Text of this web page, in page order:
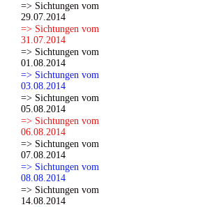
=> Sichtungen vom
29.07.2014
=> Sichtungen vom
31.07.2014
=> Sichtungen vom
01.08.2014
=> Sichtungen vom
03.08.2014
=> Sichtungen vom
05.08.2014
=> Sichtungen vom
06.08.2014
=> Sichtungen vom
07.08.2014
=> Sichtungen vom
08.08.2014
=> Sichtungen vom
14.08.2014